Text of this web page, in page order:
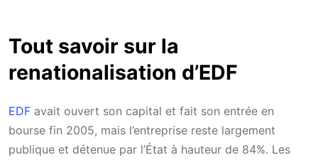
Tout savoir sur la
renationalisation d’EDF
EDF avait ouvert son capital et fait son entrée en
bourse fin 2005, mais l’entreprise reste largement
publique et détenue par l’État à hauteur de 84%. Les